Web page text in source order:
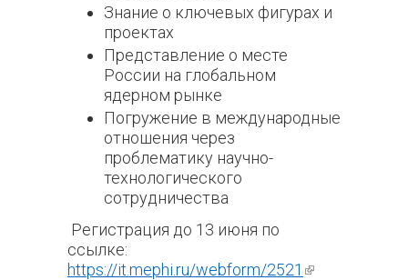
Знание о ключевых фигурах и
проектах
Представление о месте
России на глобальном
ядерном рынке
Погружение в международные
отношения через
проблематику научно-
технологического
сотрудничества
Регистрация до 13 июня по
ссылке:
https://it.mephi.ru/webform/2521 (внешняя